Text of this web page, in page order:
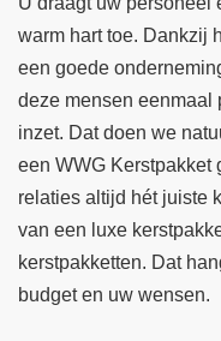
warm hart toe. Dankzij
een goede
deze mensen eenmaal
inzet. Dat doen we
een WWG Kerstpakket
relaties altijd hét juiste
van een luxe
kerstpakketten. Dat
budget en uw wensen.